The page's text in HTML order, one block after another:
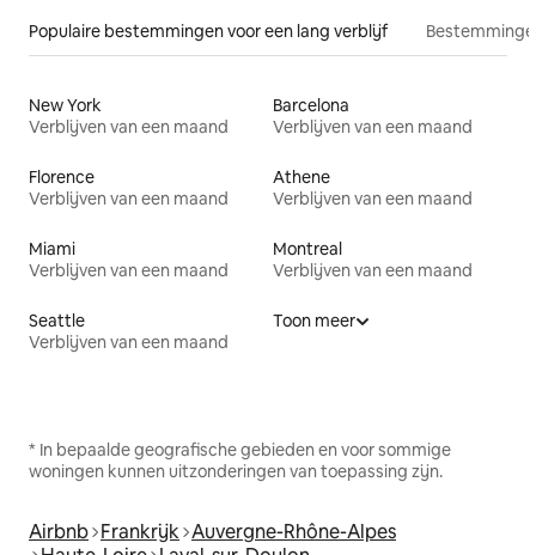
Populaire bestemmingen voor een lang verblijf
New York
Verblijven van een maand
Barcelona
Verblijven van een maand
Florence
Verblijven van een maand
Athene
Verblijven van een maand
Miami
Verblijven van een maand
Montreal
Verblijven van een maand
Seattle
Verblijven van een maand
Toon meer
* In bepaalde geografische gebieden en voor sommige
woningen kunnen uitzonderingen van toepassing zijn.
Airbnb Frankrijk Auvergne-Rhône-Alpes